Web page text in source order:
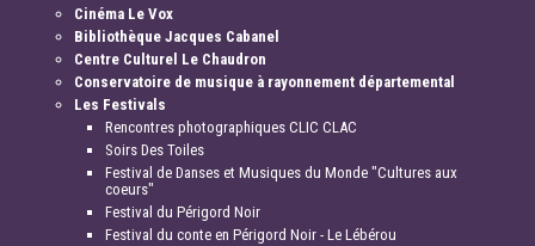
Cinéma Le Vox
Bibliothèque Jacques Cabanel
Centre Culturel Le Chaudron
Conservatoire de musique à rayonnement départemental
Les Festivals
Rencontres photographiques CLIC CLAC
Soirs Des Toiles
Festival de Danses et Musiques du Monde "Cultures aux
coeurs"
Festival du Périgord Noir
Festival du conte en Périgord Noir - Le Lébérou